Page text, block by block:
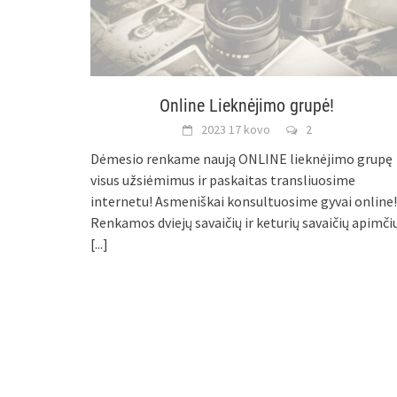
Online Lieknėjimo grupė!
2023 17 kovo 2
Dėmesio renkame naują ONLINE lieknėjimo grupę
visus užsiėmimus ir paskaitas transliuosime
internetu! Asmeniškai konsultuosime gyvai online!
Renkamos dviejų savaičių ir keturių savaičių
[...]